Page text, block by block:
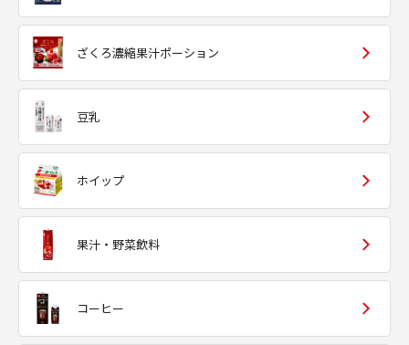
ざくろ濃縮果汁ポーション
豆乳
ホイップ
果汁・野菜飲料
コーヒー